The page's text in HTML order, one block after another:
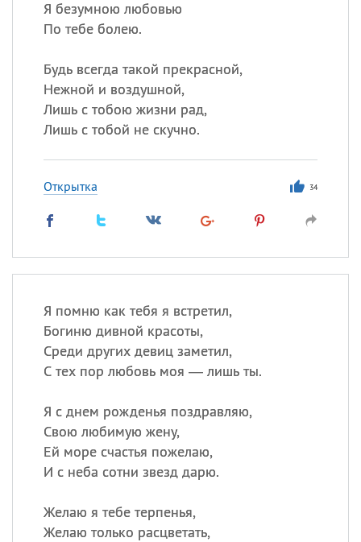
Я безумною любовью
По тебе болею.
Будь всегда такой прекрасной,
Нежной и воздушной,
Лишь с тобою жизни рад,
Лишь с тобой не скучно.
Открытка 34
Я помню как тебя я встретил,
Богиню дивной красоты,
Среди других девиц заметил,
С тех пор любовь моя — лишь ты.
Я с днем рожденья поздравляю,
Свою любимую жену,
Ей море счастья пожелаю,
И с неба сотни звезд дарю.
Желаю я тебе терпенья,
Желаю только расцветать,